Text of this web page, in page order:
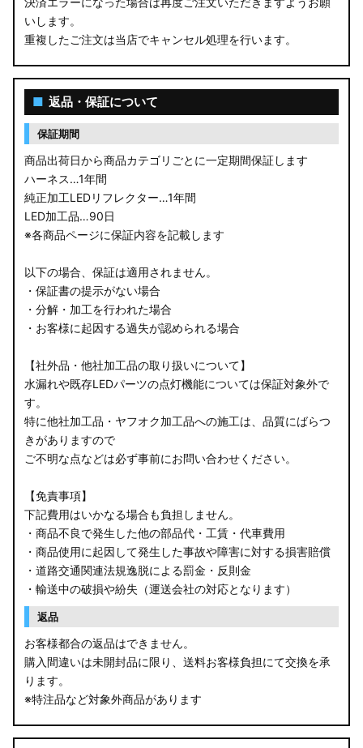
いします。
重複したご注文は当店でキャンセル処理を行います。
■ 返品・保証について
保証期間
商品出荷日から商品カテゴリごとに一定期間保証します
ハーネス…1年間
純正加工LEDリフレクター…1年間
LED加工品…90日
※各商品ページに保証内容を記載します
以下の場合、保証は適用されません。
・保証書の提示がない場合
・分解・加工を行われた場合
・お客様に起因する過失が認められる場合
【社外品・他社加工品の取り扱いについて】
水漏れや既存LEDパーツの点灯機能については保証対象外で
す。
特に他社加工品・ヤフオク加工品への施工は、品質にばらつ
きがありますので
ご不明な点などは必ず事前にお問い合わせください。
【免責事項】
下記費用はいかなる場合も負担しません。
・商品不良で発生した他の部品代・工賃・代車費用
・商品使用に起因して発生した事故や障害に対する損害賠償
・道路交通関連法規逸脱による罰金・反則金
・輸送中の破損や紛失（運送会社の対応となります）
返品
お客様都合の返品はできません。
購入間違いは未開封品に限り、送料お客様負担にて交換を承
ります。
※特注品など対象外商品があります